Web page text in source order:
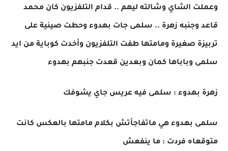
وعملت الشاي وشالته ليهم .. قدام التلفزيون كان محمد
قاعد وجنبه زهرة .. سلمى جات بهدوء وحطت صينية على
تربيزة صغيرة ومامتها طفت التلفزيون وأخدت كوباية من ايد
سلمى وباباها كمان وبعدين قعدت جنبهم بهدوء
زهرة بهدوء : سلمى فيه عريس جاي يشوفك
سلمى بهدوء هي ماتفاجأتش بكلام مامتها بالعكس كانت
متوقعاه فردت : ما ينفعش